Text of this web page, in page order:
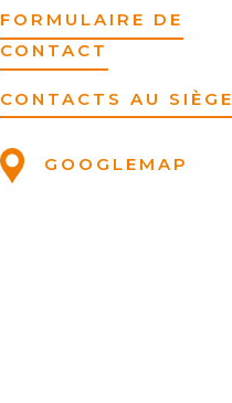
FORMULAIRE DE
CONTACT
CONTACTS AU SIÈGE
GOOGLEMAP